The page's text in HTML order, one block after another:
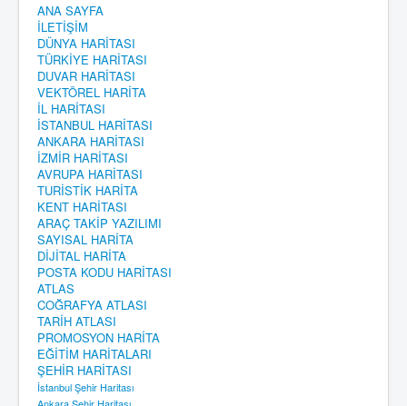
ANA SAYFA
İLETİŞİM
DÜNYA HARİTASI
TÜRKİYE HARİTASI
DUVAR HARİTASI
VEKTÖREL HARİTA
İL HARİTASI
İSTANBUL HARİTASI
ANKARA HARİTASI
İZMİR HARİTASI
AVRUPA HARİTASI
TURİSTİK HARİTA
KENT HARİTASI
ARAÇ TAKİP YAZILIMI
SAYISAL HARİTA
DİJİTAL HARİTA
POSTA KODU HARİTASI
ATLAS
COĞRAFYA ATLASI
TARİH ATLASI
PROMOSYON HARİTA
EĞİTİM HARİTALARI
ŞEHİR HARİTASI
İstanbul Şehir Haritası
Ankara Şehir Haritası